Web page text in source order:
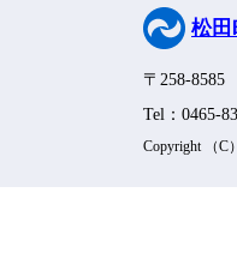
松田
〒258-
Tel：0465-
Copyright （C